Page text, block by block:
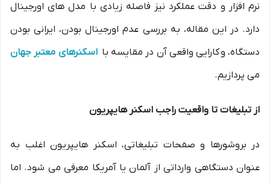
نرم افزار و دقت عملکرد نیز فاصله زیادی با مدل های اورجینال
دارد. در این مقاله، به بررسی عدم اورجینال بودن، ایرانی بودن
دستگاه، و کارایی واقعی آن در مقایسه با اسکنرهای معتبر جهان
می پردازیم.
از تبلیغات تا واقعیت راجب اسکنر هایپریون
در بروشورها و صفحات تبلیغاتی، اسکنر هایپریون اغلب به
عنوان دستگاهی وارداتی از آلمان یا آمریکا معرفی می شود. اما